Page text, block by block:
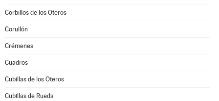
Corbillos de los Oteros
Corullón
Crémenes
Cuadros
Cubillas de los Oteros
Cubillas de Rueda